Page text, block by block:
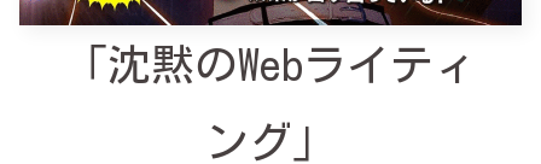
「沈黙のWebライティ
ング」